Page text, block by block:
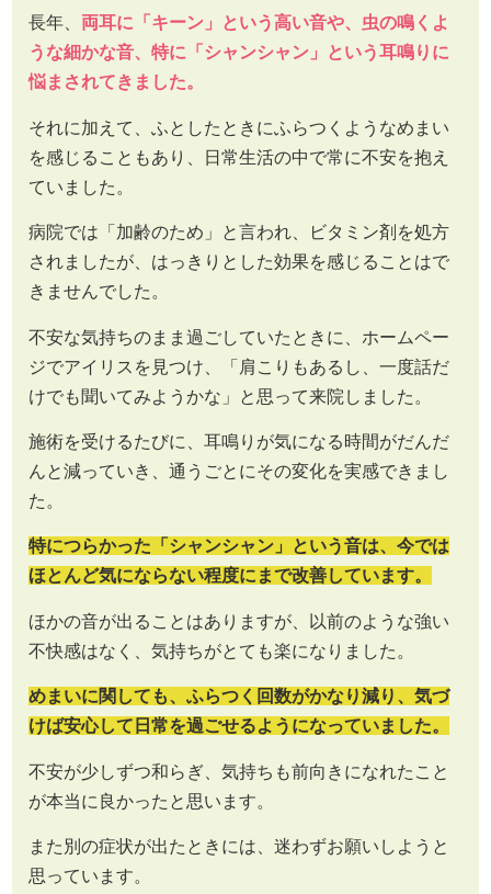
長年、 両耳に「キーン」という高い音や、虫の鳴くよ
うな細かな音、特に「シャンシャン」という耳鳴りに
悩まされてきました。
それに加えて、ふとしたときにふらつくようなめまい
を感じることもあり、日常生活の中で常に不安を抱え
ていました。
病院では「加齢のため」と言われ、ビタミン剤を処方
されましたが、はっきりとした効果を感じることはで
きませんでした。
不安な気持ちのまま過ごしていたときに、ホームペー
ジでアイリスを見つけ、「肩こりもあるし、一度話だ
けでも聞いてみようかな」と思って来院しました。
施術を受けるたびに、耳鳴りが気になる時間がだんだ
んと減っていき、通うごとにその変化を実感できまし
た。
特につらかった「シャンシャン」という音は、今では
ほとんど気にならない程度にまで改善しています。
ほかの音が出ることはありますが、以前のような強い
不快感はなく、気持ちがとても楽になりました。
めまいに関しても、ふらつく回数がかなり減り、気づ
けば安心して日常を過ごせるようになっていました。
不安が少しずつ和らぎ、気持ちも前向きになれたこと
が本当に良かったと思います。
また別の症状が出たときには、迷わずお願いしようと
思っています。